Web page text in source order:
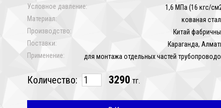
Условное давление:
1,6 МПа (16 кгс/
Материал:
кованая
Производство:
Китай
Поставки:
Караганда,
Применение:
для монтажа отдельных частей
Количество: 3290 тг.